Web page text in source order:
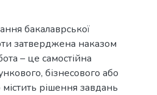
бакалаврської
затверджена наказом
– це самостійна
бізнесового або
рішення завдань